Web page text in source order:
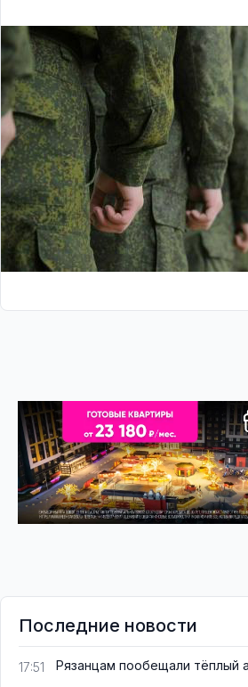
Последние новости
17:51 Рязанцам пообещали тёплый